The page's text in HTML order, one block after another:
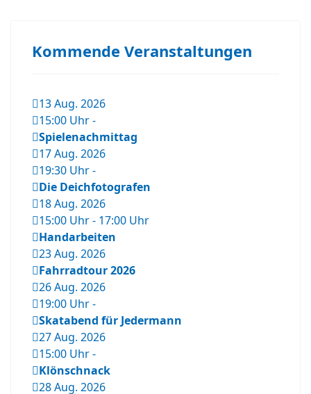
Kommende Veranstaltungen
13 Aug. 2026
15:00 Uhr-
Spielenachmittag
17 Aug. 2026
19:30 Uhr-
Die Deichfotografen
18 Aug. 2026
15:00 Uhr- 17:00 Uhr
Handarbeiten
23 Aug. 2026
Fahrradtour 2026
26 Aug. 2026
19:00 Uhr-
Skatabend für Jedermann
27 Aug. 2026
15:00 Uhr-
Klönschnack
28 Aug. 2026